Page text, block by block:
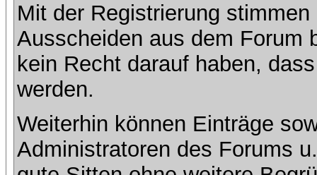
Mit der Registrierung
Ausscheiden aus dem Forum
kein Recht darauf haben,
werden.
Weiterhin können Einträge
Administratoren des Forums